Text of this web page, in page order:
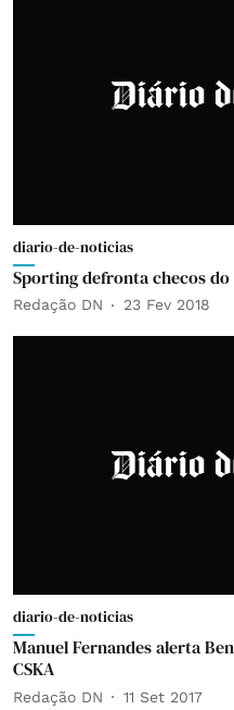
diario-de-noticias
Sporting defronta checos do
Redação DN 23 Fev 2018
diario-de-noticias
Manuel Fernandes alerta
CSKA
Redação DN 11 Set 2017